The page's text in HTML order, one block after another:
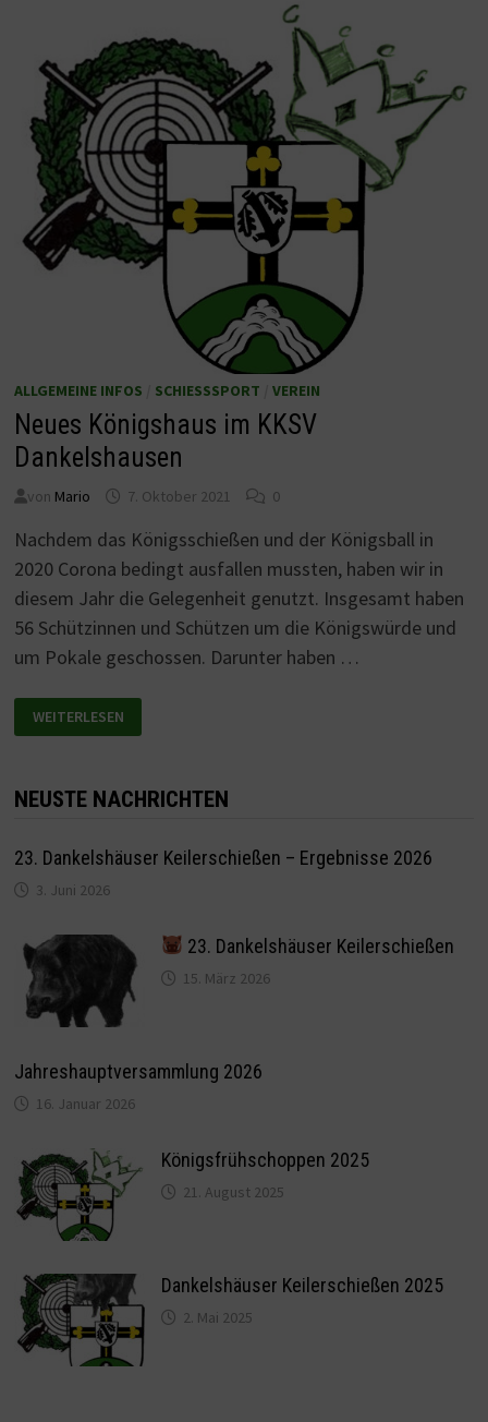
ALLGEMEINE INFOS SCHIESSSPORT VEREIN
Neues Königshaus im KKSV
Dankelshausen
von Mario 7. Oktober 2021 0
Nachdem das Königsschießen und der Königsball in
2020 Corona bedingt ausfallen mussten, haben wir in
diesem Jahr die Gelegenheit genutzt. Insgesamt haben
56 Schützinnen und Schützen um die Königswürde und
um Pokale geschossen. Darunter haben …
KÖNIGSHAUS
IM
WEITERLESEN
NEUSTE NACHRICHTEN
23. Dankelshäuser Keilerschießen – Ergebnisse 2026
3. Juni 2026
23. Dankelshäuser Keilerschießen
15. März 2026
Jahreshauptversammlung 2026
16. Januar 2026
Königsfrühschoppen 2025
21. August 2025
Dankelshäuser Keilerschießen 2025
2. Mai 2025